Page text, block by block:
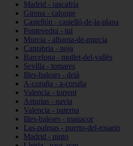
Madrid - rascafría
Girona - calonge
Castellón - castelló-de-la-plana
Pontevedra - tui
Murcia - alhama-de-murcia
Cantabria - noja
Barcelona - mollet-del-vallès
Sevilla - tomares
Illes-balears - deià
A-coruña - a-coruña
Valencia - torrent
Asturias - navia
Valencia - paterna
Illes-balears - manacor
Las-palmas - puerto-del-rosario
Madrid - pinto